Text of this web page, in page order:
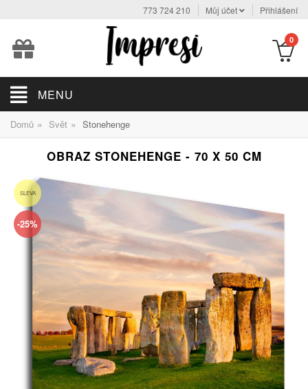
773 724 210 Můj účet Přihlášení
0
MENU
Domů » Svět » Stonehenge
OBRAZ STONEHENGE - 70 X 50 CM
SLEVA
-25%